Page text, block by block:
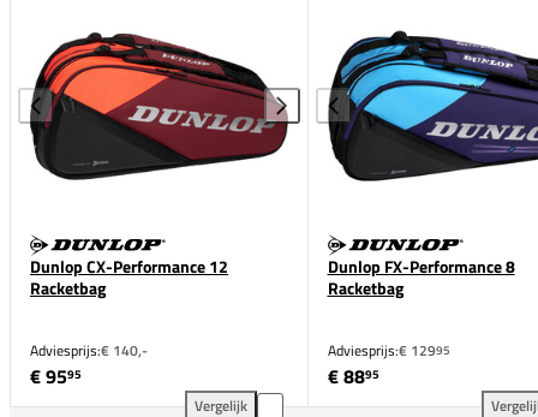
Dunlop CX-Performance 12
Racketbag
Adviesprijs:€ 140,-
€ 9595
Vergelijk
Dunlop FX-Performance 8
Racketbag
Adviesprijs:€ 12995
€ 8895